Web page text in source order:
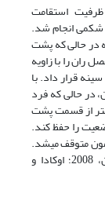
استقامت
شکمی انجام ­شد.
در حالی که پشت
دو مفصل ران را با زاویه
قرار داد. با
در حالی که فرد
قرار داشت، تخته را 10 سانتی­متر از قسمت پشت
را حفظ کند.
متوقف می­شد.
پایایی این آزمون 98/0-95/0 بود، (نسر و همکاران، 2008؛ اوکادا و